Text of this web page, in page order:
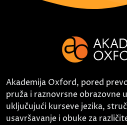
Akademija Oxford, pored
pruža i raznovrsne obrazovne
uključujući kurseve jezika,
usavršavanje i obuke za